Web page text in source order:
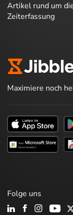
Artikel rund um
Zeiterfassung
Maximiere noch
Folge uns